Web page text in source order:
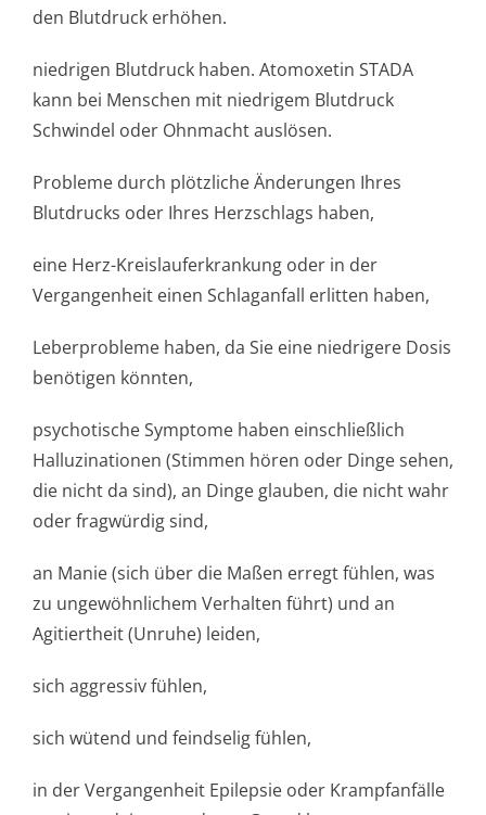
den Blutdruck erhöhen.
niedrigen Blutdruck haben. Atomoxetin STADA
kann bei Menschen mit niedrigem Blutdruck
Schwindel oder Ohnmacht auslösen.
Probleme durch plötzliche Änderungen Ihres
Blutdrucks oder Ihres Herzschlags haben,
eine Herz-Kreislauferkrankung oder in der
Vergangenheit einen Schlaganfall erlitten haben,
Leberprobleme haben, da Sie eine niedrigere Dosis
benötigen könnten,
psychotische Symptome haben einschließlich
Halluzinationen (Stimmen hören oder Dinge sehen,
die nicht da sind), an Dinge glauben, die nicht wahr
oder fragwürdig sind,
an Manie (sich über die Maßen erregt fühlen, was
zu ungewöhnlichem Verhalten führt) und an
Agitiertheit (Unruhe) leiden,
sich aggressiv fühlen,
sich wütend und feindselig fühlen,
in der Vergangenheit Epilepsie oder Krampfanfälle